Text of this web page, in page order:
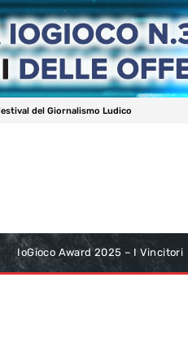
del Giornalismo Ludico
IoGioco Award 2025 – I Vincitori